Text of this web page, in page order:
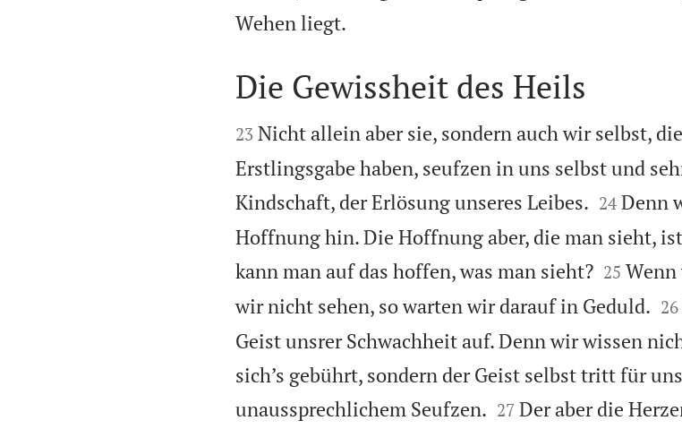
Wehen liegt.

Die Gewissheit des Heils

23 Nicht allein aber sie, sondern auch wir selbst,
Erstlingsgabe haben, seufzen in uns selbst und
Kindschaft, der Erlösung unseres Leibes.
24 Denn
Hoffnung hin. Die Hoffnung aber, die man sieht,
kann man auf das hoffen, was man sieht?
25 Wenn
wir nicht sehen, so warten wir darauf in Geduld.
26
Geist unsrer Schwachheit auf. Denn wir wissen
sich’s gebührt, sondern der Geist selbst tritt für
unaussprechlichem Seufzen.
27 Der aber die